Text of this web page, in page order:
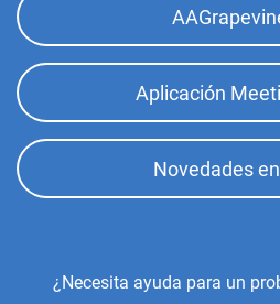
Aplicación
Novedades
Footer
¿Necesita ayuda para un